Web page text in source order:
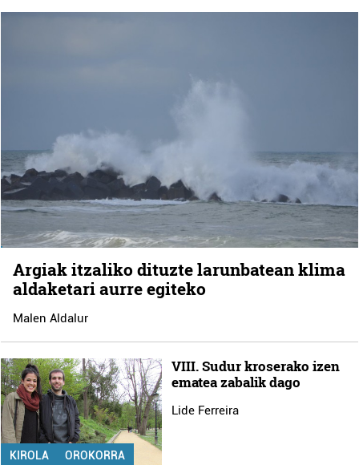
Argiak itzaliko dituzte larunbatean klima
aldaketari aurre egiteko
Malen Aldalur
KIROLA OROKORRA
VIII. Sudur kroserako izen
ematea zabalik dago
Lide Ferreira